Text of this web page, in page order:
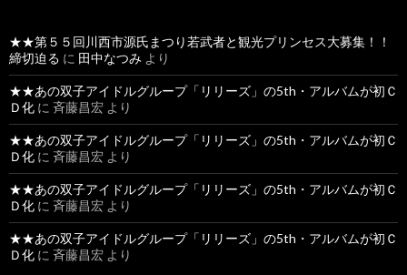
★★第５５回川西市源氏まつり若武者と観光プリンセス大募集！！
締切迫る に 田中なつみ より
★★あの双子アイドルグループ「リリーズ」の5th・アルバムが初Ｃ
Ｄ化 に 斉藤昌宏 より
★★あの双子アイドルグループ「リリーズ」の5th・アルバムが初Ｃ
Ｄ化 に 斉藤昌宏 より
★★あの双子アイドルグループ「リリーズ」の5th・アルバムが初Ｃ
Ｄ化 に 斉藤昌宏 より
★★あの双子アイドルグループ「リリーズ」の5th・アルバムが初Ｃ
Ｄ化 に 斉藤昌宏 より